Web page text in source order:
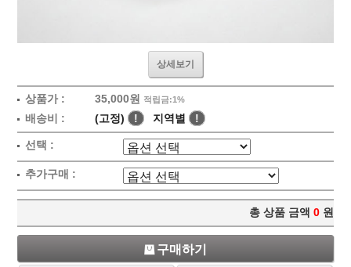
상세보기
상품가 : 35,000원 적립금:1%
배송비 : (고정) ! 지역별 !
선택 :
추가구매 :
총 상품 금액 0 원
구매하기